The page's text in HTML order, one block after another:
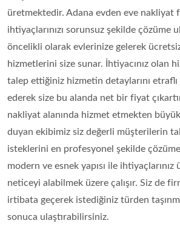
üretmektedir. Adana evden eve nakliyat
ihtiyaçlarınızı sorunsuz şekilde çözüme
öncelikli olarak evlerinize gelerek
hizmetlerini size sunar. İhtiyacınız olan
talep ettiğiniz hizmetin detaylarını
ederek size bu alanda net bir fiyat
nakliyat alanında hizmet etmekten
duyan ekibimiz siz değerli müşterilerin
isteklerini en profesyonel şekilde
modern ve esnek yapısı ile
neticeyi alabilmek üzere çalışır. Siz de
irtibata geçerek istediğiniz türden
sonuca ulaştırabilirsiniz.